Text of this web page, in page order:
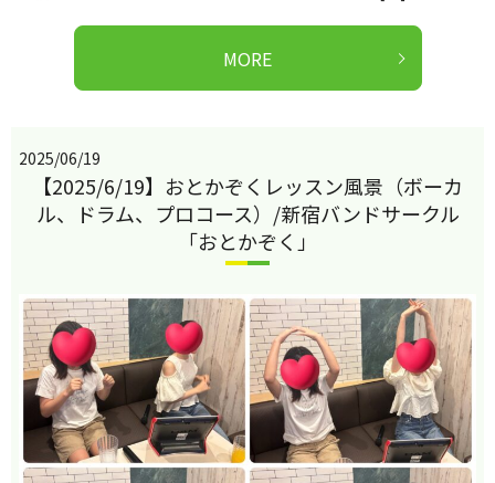
MORE
2025/06/19
【2025/6/19】おとかぞくレッスン風景（ボーカ
ル、ドラム、プロコース）/新宿バンドサークル
「おとかぞく」